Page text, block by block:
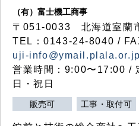
（有）富士機工商事
〒051-0033 北海道室蘭
TEL：0143-24-8040 /
uji-info@ymail.plala.or.jp
営業時間：9:00〜17:00 /
日・祝日
販売可 工事・取付可